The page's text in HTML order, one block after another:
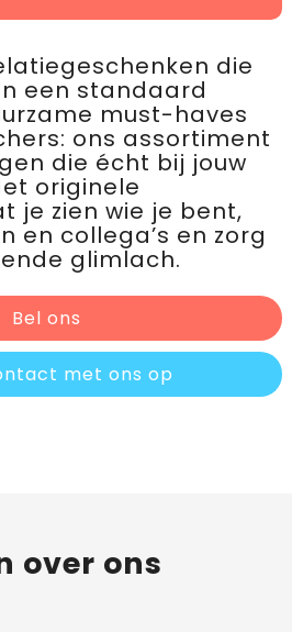
die
een standaard
must-haves
ons assortiment
die écht bij jouw
originele
je zien wie je bent,
en collega’s en zorg
glimlach.
Bel ons
met ons op
over ons